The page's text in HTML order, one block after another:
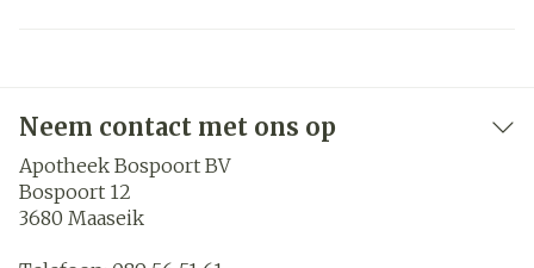
Neem contact met ons op
Apotheek Bospoort BV
Bospoort 12
3680 Maaseik